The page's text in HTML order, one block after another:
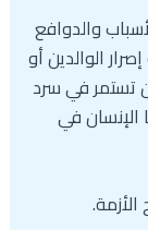
والدوافع
الوالدين أو
تستمر في سرد
الإنسان في